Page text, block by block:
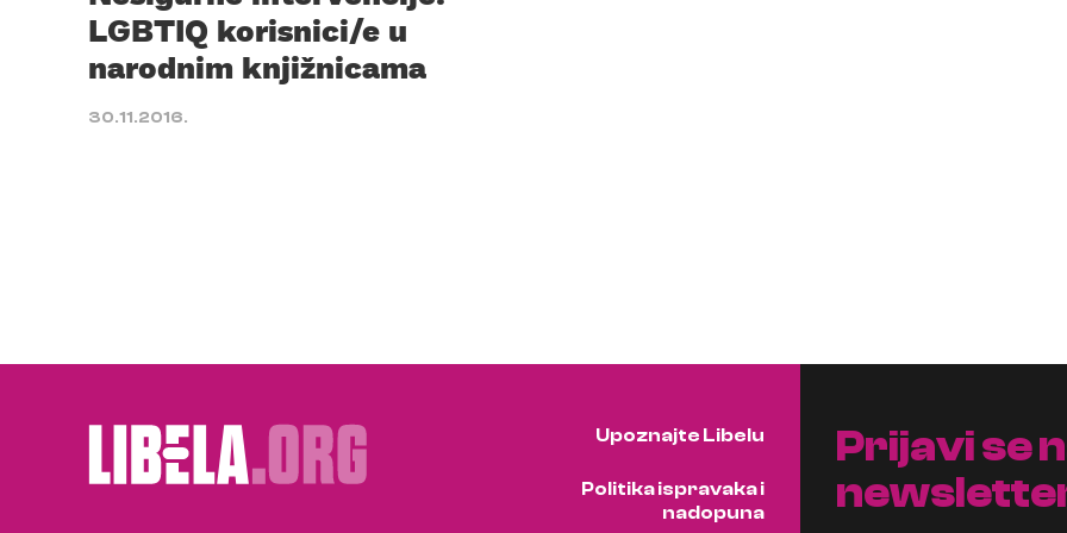
LGBTIQ korisnici/e u
narodnim knjižnicama
30.11.2016.
Upoznajte Libelu
Politika ispravaka i
nadopuna
Prijavi se